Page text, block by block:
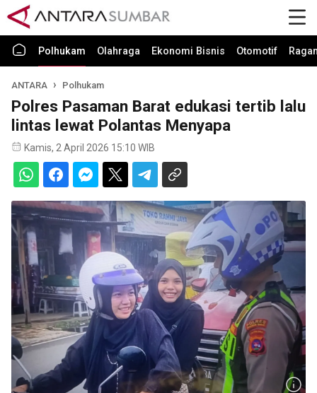
Polhukam Olahraga Ekonomi Bisnis Otomotif
ANTARA Polhukam
Polres Pasaman Barat edukasi tertib lalu
lintas lewat Polantas Menyapa
Kamis, 2 April 2026 15:10 WIB